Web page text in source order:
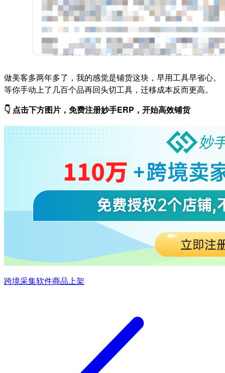
做美客多两年多了，我的感觉是铺货这块，早用工具早省心。
等你手动上了几百个品再回头切工具，迁移成本反而更高。
👇 点击下方图片，免费注册妙手ERP，开始高效铺货
跨境采集软件商品上架